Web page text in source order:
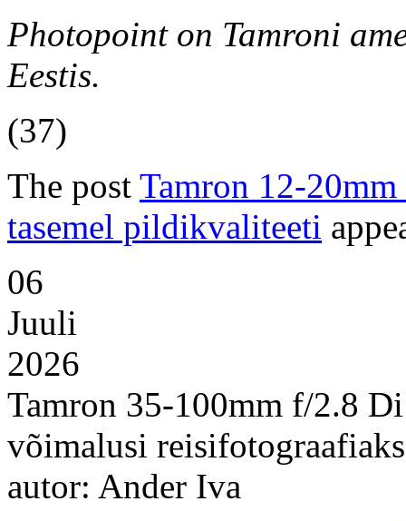
Photopoint on Tamroni
Eestis.
(37)
The post Tamron 12-
tasemel pildikvaliteeti
06
Juuli
2026
Tamron 35-100mm f/2.8
võimalusi reisifotograafiaks
autor: Ander Iva